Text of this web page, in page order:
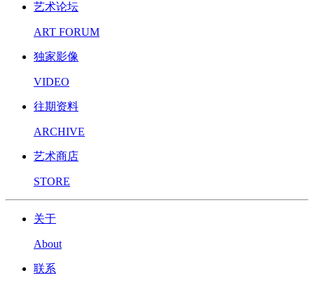
艺术论坛
ART FORUM
独家影像
VIDEO
往期资料
ARCHIVE
艺术商店
STORE
关于
About
联系